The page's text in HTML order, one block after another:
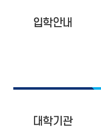
입학안내
대학기관